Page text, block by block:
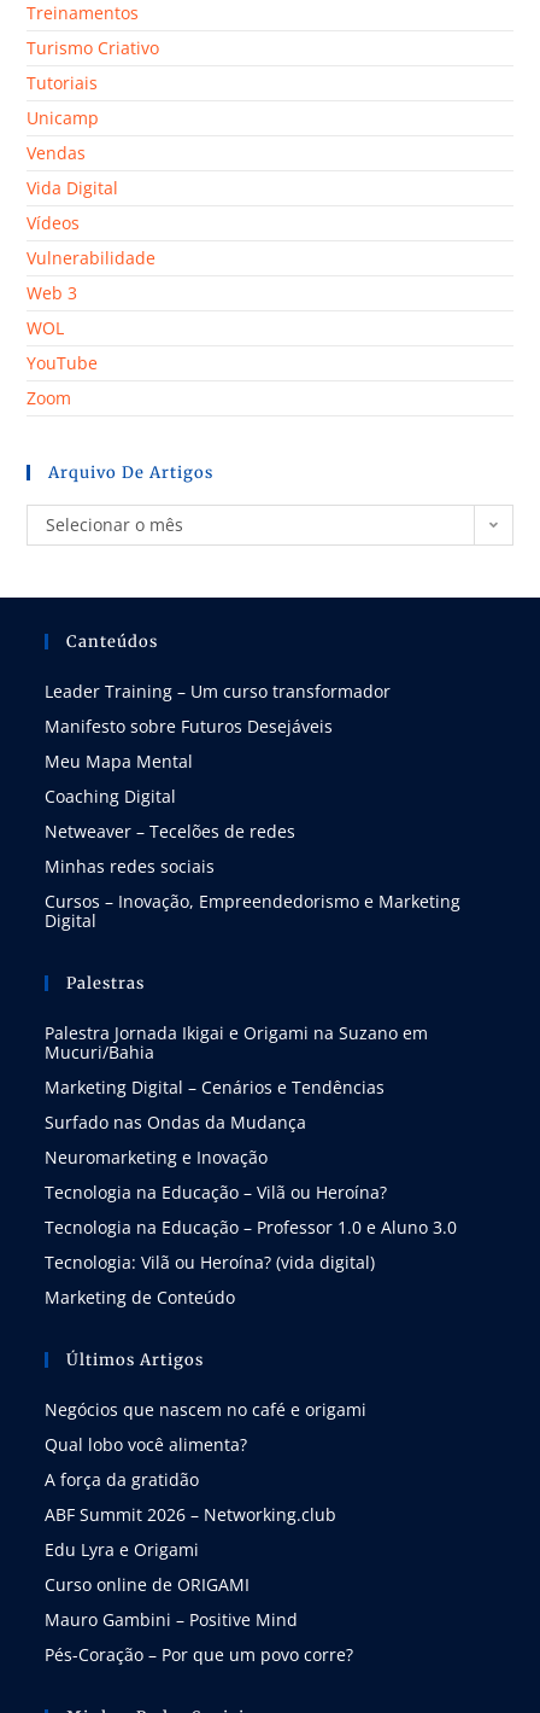
Treinamentos
Turismo Criativo
Tutoriais
Unicamp
Vendas
Vida Digital
Vídeos
Vulnerabilidade
Web 3
WOL
YouTube
Zoom
Arquivo De Artigos
Selecionar o mês
Canteúdos
Leader Training – Um curso transformador
Manifesto sobre Futuros Desejáveis
Meu Mapa Mental
Coaching Digital
Netweaver – Tecelões de redes
Minhas redes sociais
Cursos – Inovação, Empreendedorismo e Marketing
Digital
Palestras
Palestra Jornada Ikigai e Origami na Suzano em
Mucuri/Bahia
Marketing Digital – Cenários e Tendências
Surfado nas Ondas da Mudança
Neuromarketing e Inovação
Tecnologia na Educação – Vilã ou Heroína?
Tecnologia na Educação – Professor 1.0 e Aluno 3.0
Tecnologia: Vilã ou Heroína? (vida digital)
Marketing de Conteúdo
Últimos Artigos
Negócios que nascem no café e origami
Qual lobo você alimenta?
A força da gratidão
ABF Summit 2026 – Networking.club
Edu Lyra e Origami
Curso online de ORIGAMI
Mauro Gambini – Positive Mind
Pés-Coração – Por que um povo corre?